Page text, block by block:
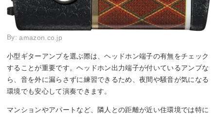
By:amazon.co.jp
小型ギターアンプを選ぶ際は、ヘッドホン端子の有無をチェック
することが重要です。ヘッドホン出力端子が付いているアンプな
ら、音を外に漏らさずに練習できるため、夜間や騒音が気になる
環境でも安心して演奏できます。
マンションやアパートなど、隣人との距離が近い住環境では特に